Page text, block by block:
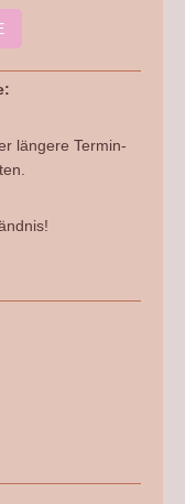
längere Termin-